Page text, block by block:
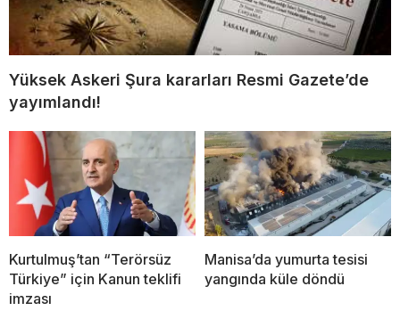
Yüksek Askeri Şura kararları Resmi Gazete’de
yayımlandı!
Kurtulmuş’tan “Terörsüz
Türkiye” için Kanun teklifi
imzası
Manisa’da yumurta tesisi
yangında küle döndü